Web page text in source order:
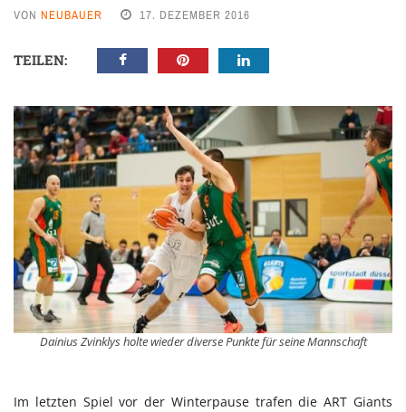
VON NEUBAUER 17. DEZEMBER 2016
TEILEN:
Dainius Zvinklys holte wieder diverse Punkte für seine Mannschaft
Im letzten Spiel vor der Winterpause trafen die ART Giants